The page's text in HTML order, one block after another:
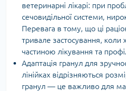
ветеринарні лікарі: при
сечовидільної системи,
Перевага в тому, що ці
тривале застосування, коли
частиною лікування та
Адаптація гранул для
лінійках відрізняються
гранул — це важливо для